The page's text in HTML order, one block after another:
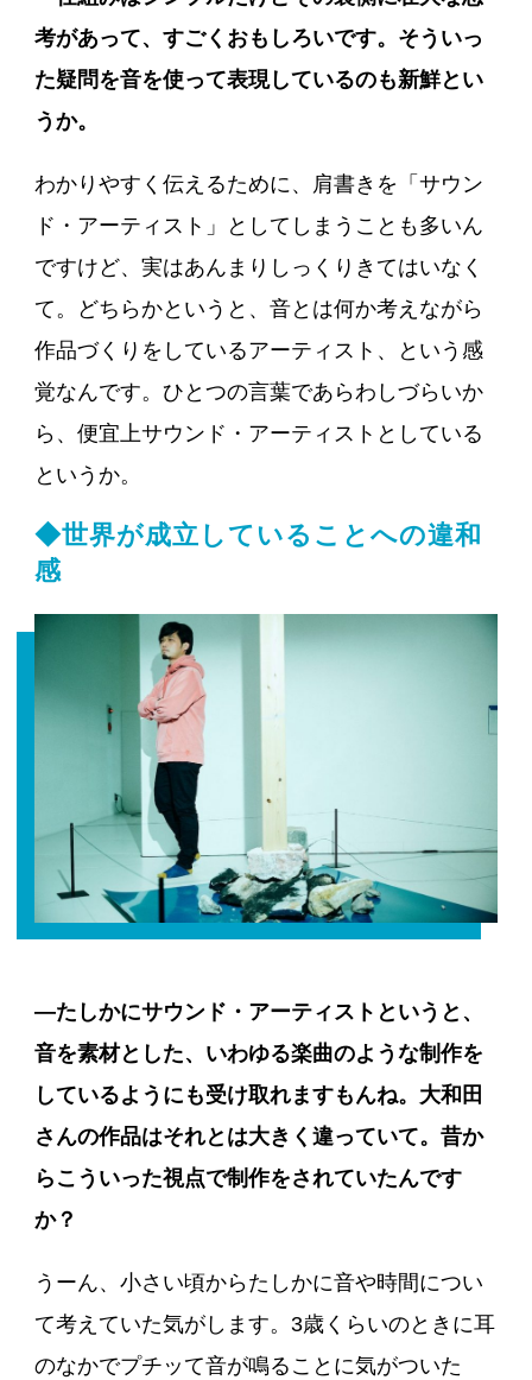
考があって、すごくおもしろいです。そういっ
た疑問を音を使って表現しているのも新鮮とい
うか。
わかりやすく伝えるために、肩書きを「サウン
ド・アーティスト」としてしまうことも多いん
ですけど、実はあんまりしっくりきてはいなく
て。どちらかというと、音とは何か考えながら
作品づくりをしているアーティスト、という感
覚なんです。ひとつの言葉であらわしづらいか
ら、便宜上サウンド・アーティストとしている
というか。
◆世界が成立していることへの違和
感
―たしかにサウンド・アーティストというと、
音を素材とした、いわゆる楽曲のような制作を
しているようにも受け取れますもんね。大和田
さんの作品はそれとは大きく違っていて。昔か
らこういった視点で制作をされていたんです
か？
うーん、小さい頃からたしかに音や時間につい
て考えていた気がします。3歳くらいのときに耳
のなかでプチッて音が鳴ることに気がついた